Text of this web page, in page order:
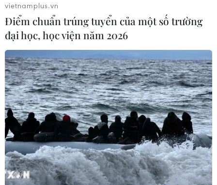
Nhà nứt toác, người dân phố
Giang Văn Minh lại 'hoảng hồn' sau vụ trào
bùn
28/02/2025 08:42
Sau sự cố trào bùn, nhiều hộ dân sống trong ngõ 7 phố
Giang Văn Minh (Hà Nội) bên cạnh dự án Metro Nhổn-
Ga Hà Nội xuất hiện tình trạng nhiều căn nhà bị nứt,
toác lớn khiến người dân lo lắng.
vietnamplus.vn
Điểm chuẩn trúng tuyển của một số trường
đại học, học viện năm 2026